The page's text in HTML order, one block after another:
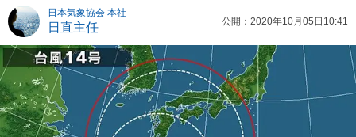
日本気象協会 本社
日直主任 公開：2020年10月05日10:41